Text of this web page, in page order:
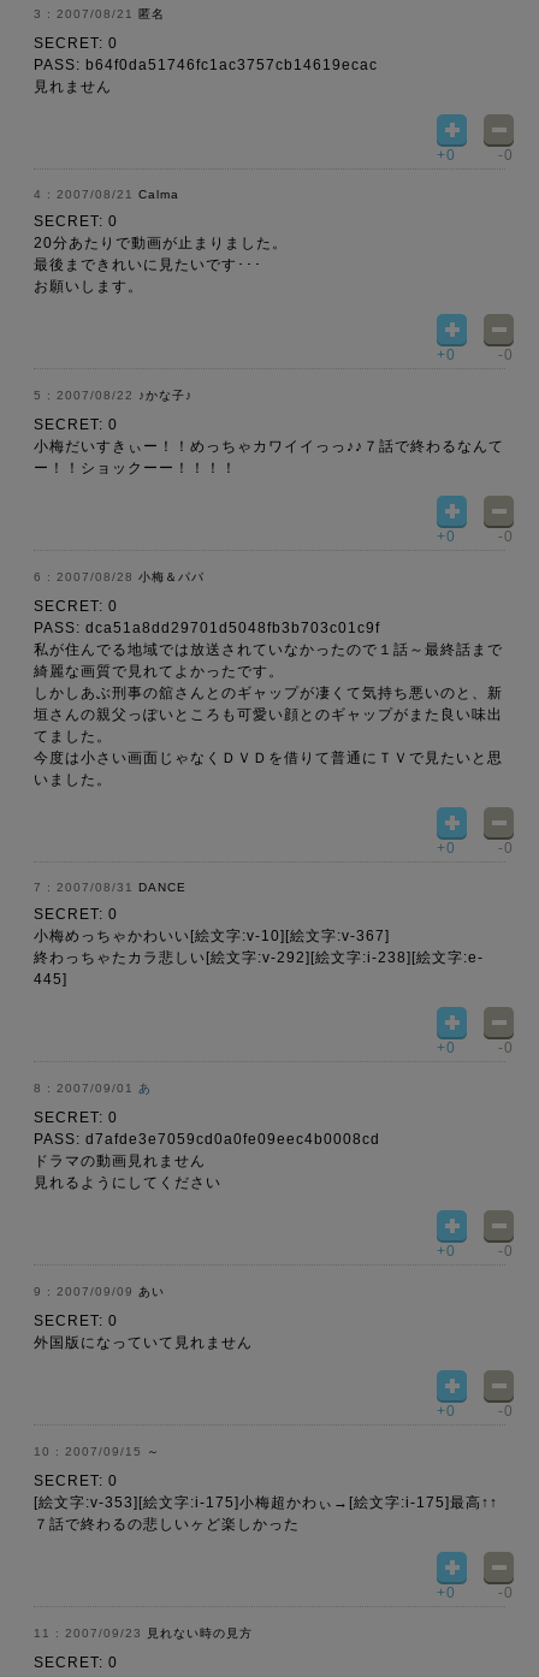
2007/08/21 匿名
SECRET: 0
PASS: b64f0da51746fc1ac3757cb14619ecac
見れません
+0 -0
2007/08/21 Calma
SECRET: 0
20分あたりで動画が止まりました。
最後まできれいに見たいです･･･
お願いします。
+0 -0
2007/08/22 ♪かな子♪
SECRET: 0
小梅だいすきぃー！！めっちゃカワイイっっ♪♪７話で終わるなんて
ー！！ショックーー！！！！
+0 -0
2007/08/28 小梅＆パパ
SECRET: 0
PASS: dca51a8dd29701d5048fb3b703c01c9f
私が住んでる地域では放送されていなかったので１話～最終話まで
綺麗な画質で見れてよかったです。
しかしあぶ刑事の舘さんとのギャップが凄くて気持ち悪いのと、新
垣さんの親父っぽいところも可愛い顔とのギャップがまた良い味出
てました。
今度は小さい画面じゃなくＤＶＤを借りて普通にＴＶで見たいと思
いました。
+0 -0
2007/08/31 DANCE
SECRET: 0
小梅めっちゃかわいい[絵文字:v-10][絵文字:v-367]
終わっちゃたカラ悲しい[絵文字:v-292][絵文字:i-238][絵文字:e-
445]
+0 -0
2007/09/01 あ
SECRET: 0
PASS: d7afde3e7059cd0a0fe09eec4b0008cd
ドラマの動画見れません
見れるようにしてください
+0 -0
2007/09/09 あい
SECRET: 0
外国版になっていて見れません
+0 -0
2007/09/15 ～
SECRET: 0
[絵文字:v-353][絵文字:i-175]小梅超かわぃ→[絵文字:i-175]最高↑↑
７話で終わるの悲しいヶど楽しかった
+0 -0
2007/09/23 見れない時の見方
SECRET: 0